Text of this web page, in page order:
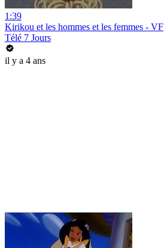
1:39
Kirikou et les hommes et les femmes - VF
Télé 7 Jours
il y a 4 ans